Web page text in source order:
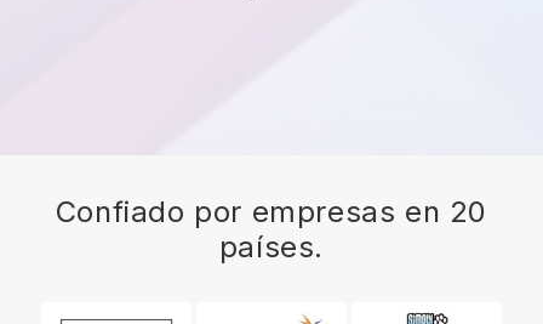
Confiado por empresas en 20
países.